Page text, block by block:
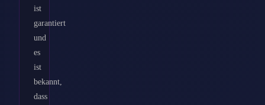
ist
garantiert
und
es
ist
bekannt,
dass